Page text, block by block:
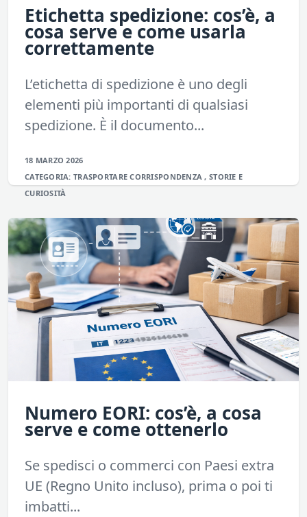
Etichetta spedizione: cos’è, a
cosa serve e come usarla
correttamente
L’etichetta di spedizione è uno degli
elementi più importanti di qualsiasi
spedizione. È il documento...
18 MARZO 2026
CATEGORIA:TRASPORTARECORRISPONDENZA,STORIE E
CURIOSITÀ
Numero EORI: cos’è, a cosa
serve e come ottenerlo
Se spedisci o commerci con Paesi extra
UE (Regno Unito incluso), prima o poi ti
imbatti...